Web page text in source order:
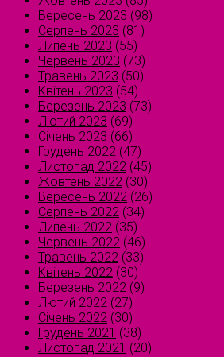
Вересень 2023 (98)
Серпень 2023 (81)
Липень 2023 (55)
Червень 2023 (73)
Травень 2023 (50)
Квітень 2023 (54)
Березень 2023 (73)
Лютий 2023 (69)
Січень 2023 (66)
Грудень 2022 (47)
Листопад 2022 (45)
Жовтень 2022 (30)
Вересень 2022 (26)
Серпень 2022 (34)
Липень 2022 (35)
Червень 2022 (46)
Травень 2022 (33)
Квітень 2022 (30)
Березень 2022 (9)
Лютий 2022 (27)
Січень 2022 (30)
Грудень 2021 (38)
Листопад 2021 (20)